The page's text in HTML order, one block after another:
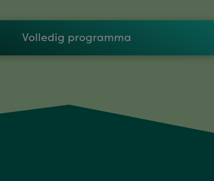
Volledig programma